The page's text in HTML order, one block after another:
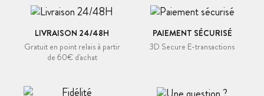
LIVRAISON 24/48H
Gratuit en point relais à partir
de 60€ d'achat
PAIEMENT SÉCURISÉ
3D Secure E-transactions